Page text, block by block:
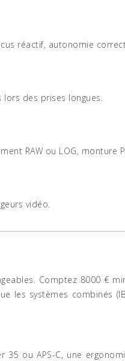
réactif, autonomie
des prises longues.
RAW ou LOG, monture
vidéo.
Comptez 8000 €
les systèmes combinés
ou APS-C, une